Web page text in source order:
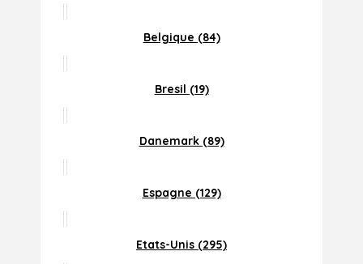
Belgique (84)
Bresil (19)
Danemark (89)
Espagne (129)
Etats-Unis (295)